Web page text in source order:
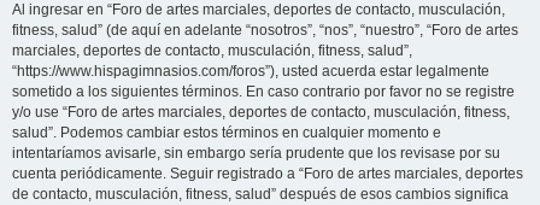
Al ingresar en “Foro de artes marciales, deportes de contacto, musculación,
fitness, salud” (de aquí en adelante “nosotros”, “nos”, “nuestro”, “Foro de artes
marciales, deportes de contacto, musculación, fitness, salud”,
“https://www.hispagimnasios.com/foros”), usted acuerda estar legalmente
sometido a los siguientes términos. En caso contrario por favor no se registre
y/o use “Foro de artes marciales, deportes de contacto, musculación, fitness,
salud”. Podemos cambiar estos términos en cualquier momento e
intentaríamos avisarle, sin embargo sería prudente que los revisase por su
cuenta periódicamente. Seguir registrado a “Foro de artes marciales, deportes
de contacto, musculación, fitness, salud” después de esos cambios significa